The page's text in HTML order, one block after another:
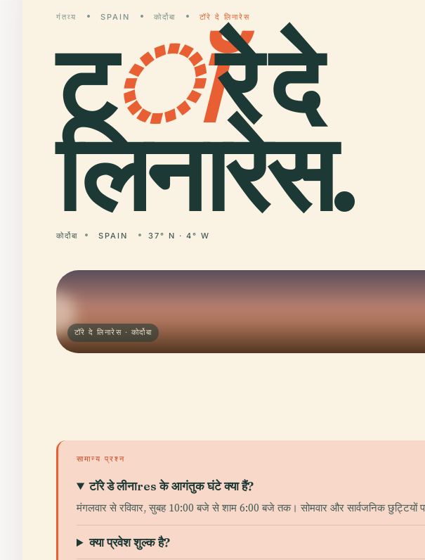
गंतव्य SPAIN कोर्दोबा टॉरे दे लिनारेस
टॉरे दे
लिनारेस.
कोर्दोबा SPAIN 37° N · 4° W
टॉरे दे लिनारेस · कोर्दोबा
सामान्य प्रश्न
टॉरे डे लीनाres के आगंतुक घंटे क्या हैं?
मंगलवार से रविवार, सुबह 10:00 बजे से शाम 6:00 बजे तक। सोमवार और सार्वजनिक छुट्टियों
क्या प्रवेश शुल्क है?